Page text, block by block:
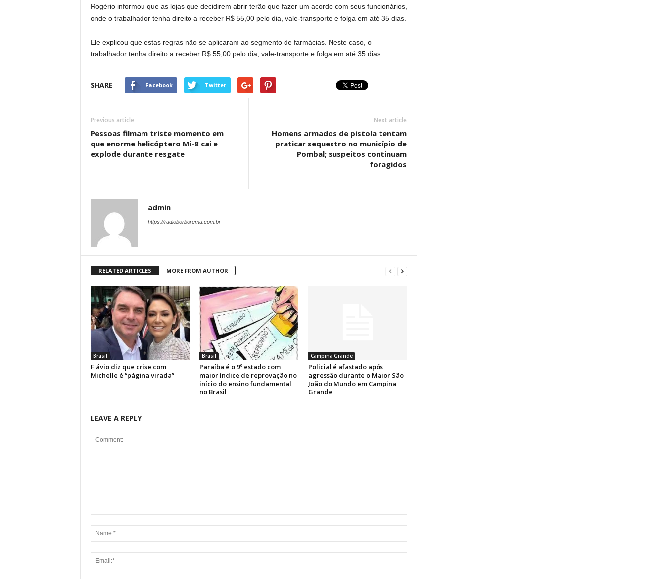
Rogério informou que as lojas que decidirem abrir terão que fazer um acordo com seus funcionários,
onde o trabalhador tenha direito a receber R$ 55,00 pelo dia, vale-transporte e folga em até 35 dias.
Ele explicou que estas regras não se aplicaram ao segmento de farmácias. Neste caso, o
trabalhador tenha direito a receber R$ 55,00 pelo dia, vale-transporte e folga em até 35 dias.
SHARE Facebook Twitter
Previous article
Pessoas filmam triste momento em
que enorme helicóptero Mi-8 cai e
explode durante resgate
Next article
Homens armados de pistola tentam
praticar sequestro no município de
Pombal; suspeitos continuam
foragidos
admin
https://radioborborema.com.br
RELATED ARTICLES MORE FROM AUTHOR
Brasil
Flávio diz que crise com
Michelle é “página virada”
Brasil
Paraíba é o 9º estado com
maior índice de reprovação no
início do ensino fundamental
no Brasil
Campina Grande
Policial é afastado após
agressão durante o Maior São
João do Mundo em Campina
Grande
LEAVE A REPLY